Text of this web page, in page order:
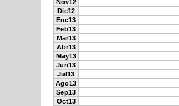
Nov12
Dic12
Ene13
Feb13
Mar13
Abr13
May13
Jun13
Jul13
Ago13
Sep13
Oct13